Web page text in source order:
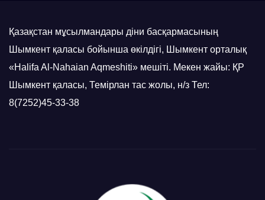
Қазақстан мұсылмандары діни басқармасының
Шымкент қаласы бойынша өкілдігі, Шымкент орталық
«Halifa Al-Nahaian Aqmeshiti» мешіті. Мекен жайы: ҚР
Шымкент қаласы, Темірлан тас жолы, н/з Тел:
8(7252)45-33-38